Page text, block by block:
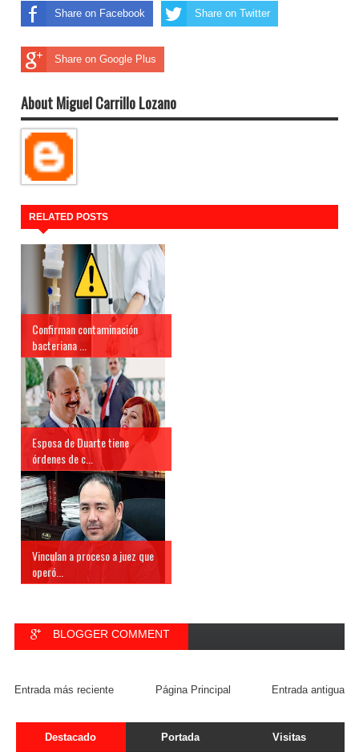
Share on Facebook Share on Twitter
Share on Google Plus
About Miguel Carrillo Lozano
RELATED POSTS
Confirman contaminación
bacteriana ...
Esposa de Duarte tiene
órdenes de c...
Vinculan a proceso a juez que
operó...
BLOGGER COMMENT
Entrada más reciente Entrada antigua
Página Principal
Destacado Portada Visitas